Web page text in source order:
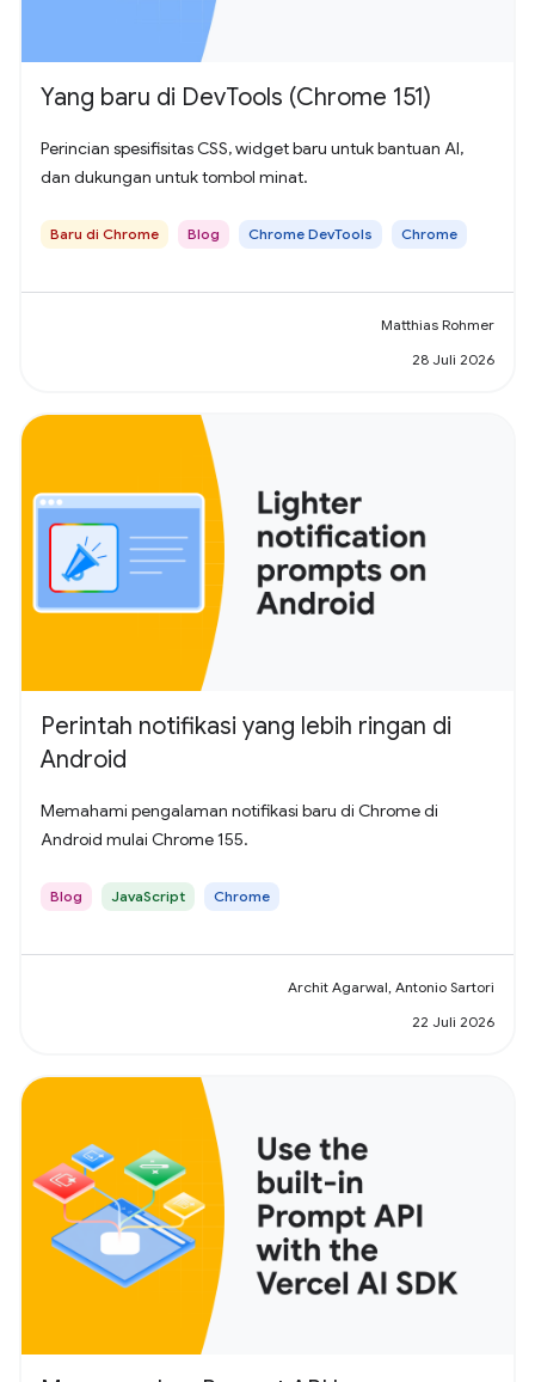
Yang baru di DevTools (Chrome 151)
Perincian spesifisitas CSS, widget baru untuk bantuan AI,
dan dukungan untuk tombol minat.
Baru di Chrome Blog Chrome DevTools Chrome
Matthias Rohmer
28 Juli 2026
Perintah notifikasi yang lebih ringan di
Android
Memahami pengalaman notifikasi baru di Chrome di
Android mulai Chrome 155.
Blog JavaScript Chrome
Archit Agarwal, Antonio Sartori
22 Juli 2026